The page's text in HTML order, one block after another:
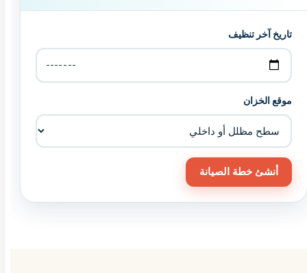
تاريخ آخر تنظيف
موقع الخزان
أنشئ خطة الصيانة